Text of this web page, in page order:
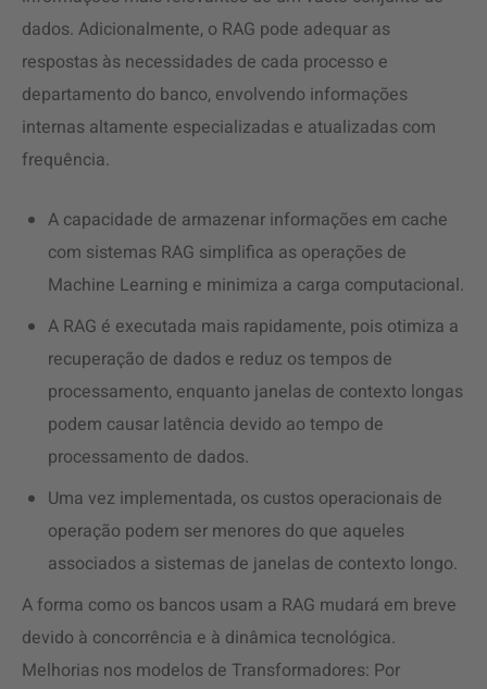
dados. Adicionalmente, o RAG pode adequar as
respostas às necessidades de cada processo e
departamento do banco, envolvendo informações
internas altamente especializadas e atualizadas com
frequência.
A capacidade de armazenar informações em cache
com sistemas RAG simplifica as operações de
Machine Learning e minimiza a carga computacional.
A RAG é executada mais rapidamente, pois otimiza a
recuperação de dados e reduz os tempos de
processamento, enquanto janelas de contexto longas
podem causar latência devido ao tempo de
processamento de dados.
Uma vez implementada, os custos operacionais de
operação podem ser menores do que aqueles
associados a sistemas de janelas de contexto longo.
A forma como os bancos usam a RAG mudará em breve
devido à concorrência e à dinâmica tecnológica.
Melhorias nos modelos de Transformadores: Por